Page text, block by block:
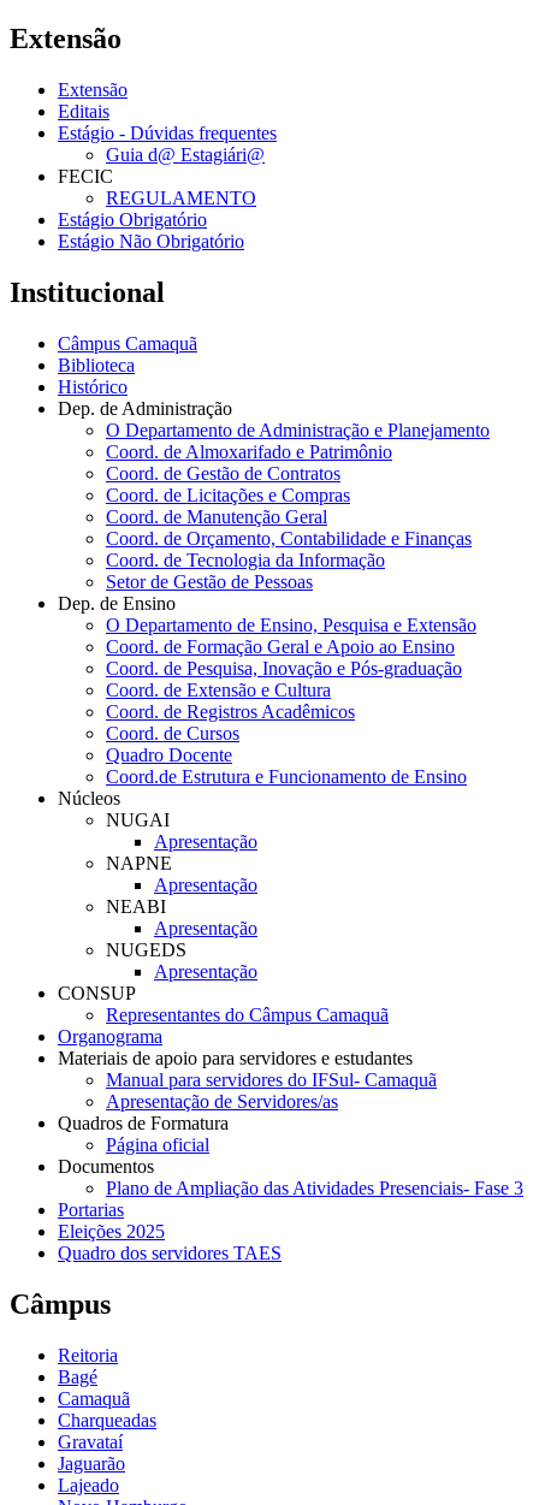
Extensão
Extensão
Editais
Estágio - Dúvidas frequentes
Guia d@ Estagiári@
FECIC
REGULAMENTO
Estágio Obrigatório
Estágio Não Obrigatório
Institucional
Câmpus Camaquã
Biblioteca
Histórico
Dep. de Administração
O Departamento de Administração e Planejamento
Coord. de Almoxarifado e Patrimônio
Coord. de Gestão de Contratos
Coord. de Licitações e Compras
Coord. de Manutenção Geral
Coord. de Orçamento, Contabilidade e Finanças
Coord. de Tecnologia da Informação
Setor de Gestão de Pessoas
Dep. de Ensino
O Departamento de Ensino, Pesquisa e Extensão
Coord. de Formação Geral e Apoio ao Ensino
Coord. de Pesquisa, Inovação e Pós-graduação
Coord. de Extensão e Cultura
Coord. de Registros Acadêmicos
Coord. de Cursos
Quadro Docente
Coord.de Estrutura e Funcionamento de Ensino
Núcleos
NUGAI
Apresentação
NAPNE
Apresentação
NEABI
Apresentação
NUGEDS
Apresentação
CONSUP
Representantes do Câmpus Camaquã
Organograma
Materiais de apoio para servidores e estudantes
Manual para servidores do IFSul- Camaquã
Apresentação de Servidores/as
Quadros de Formatura
Página oficial
Documentos
Plano de Ampliação das Atividades Presenciais- Fase 3
Portarias
Eleições 2025
Quadro dos servidores TAES
Câmpus
Reitoria
Bagé
Camaquã
Charqueadas
Gravataí
Jaguarão
Lajeado